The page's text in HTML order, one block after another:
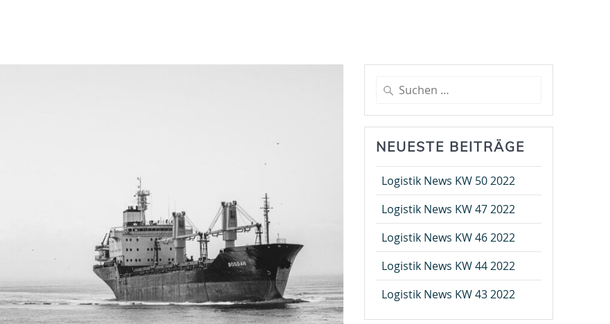
Suche
nach:
NEUESTE BEITRÄGE
Logistik News KW 50 2022
Logistik News KW 47 2022
Logistik News KW 46 2022
Logistik News KW 44 2022
Logistik News KW 43 2022